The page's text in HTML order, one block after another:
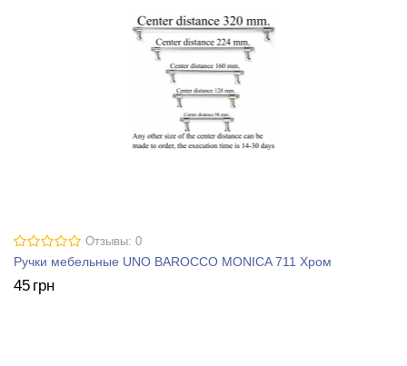
Отзывы: 0
Ручки мебельные UNO BAROCCO MONICA 711 Хром
45 грн